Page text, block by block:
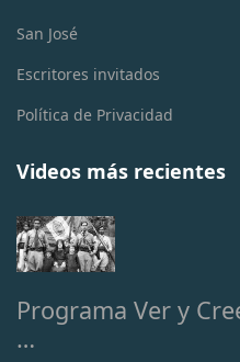
San José
Escritores invitados
Política de Privacidad
Videos más recientes
Programa Ver y
…